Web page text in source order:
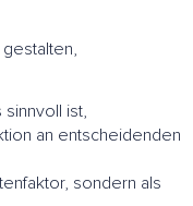
ist,
an entscheidenden
sondern als